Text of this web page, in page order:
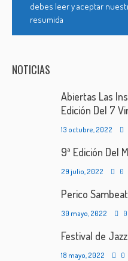
debes leer y aceptar
resumida
NOTICIAS
Abiertas Las
Edición Del 7
13 octubre, 2022
9ª Edición Del
29 julio, 2022 0
Perico
30 mayo, 2022 0
Festival de
18 mayo, 2022 0